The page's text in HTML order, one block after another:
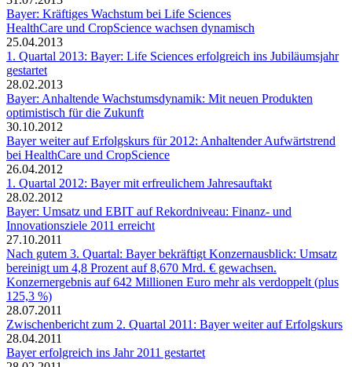
Bayer: Kräftiges Wachstum bei Life Sciences
HealthCare und CropScience wachsen dynamisch
25.04.2013
1. Quartal 2013: Bayer: Life Sciences erfolgreich ins Jubiläumsjahr
gestartet
28.02.2013
Bayer: Anhaltende Wachstumsdynamik: Mit neuen Produkten
optimistisch für die Zukunft
30.10.2012
Bayer weiter auf Erfolgskurs für 2012: Anhaltender Aufwärtstrend
bei HealthCare und CropScience
26.04.2012
1. Quartal 2012: Bayer mit erfreulichem Jahresauftakt
28.02.2012
Bayer: Umsatz und EBIT auf Rekordniveau: Finanz- und
Innovationsziele 2011 erreicht
27.10.2011
Nach gutem 3. Quartal: Bayer bekräftigt Konzernausblick: Umsatz
bereinigt um 4,8 Prozent auf 8,670 Mrd. € gewachsen.
Konzernergebnis auf 642 Millionen Euro mehr als verdoppelt (plus
125,3 %)
28.07.2011
Zwischenbericht zum 2. Quartal 2011: Bayer weiter auf Erfolgskurs
28.04.2011
Bayer erfolgreich ins Jahr 2011 gestartet